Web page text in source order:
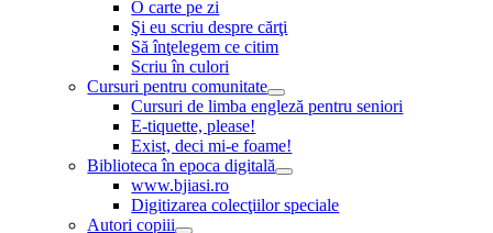
O carte pe zi
Şi eu scriu despre cărţi
Să înţelegem ce citim
Scriu în culori
Cursuri pentru comunitate
Cursuri de limba engleză pentru seniori
E-tiquette, please!
Exist, deci mi-e foame!
Biblioteca în epoca digitală
www.bjiasi.ro
Digitizarea colecţiilor speciale
Autori copiii